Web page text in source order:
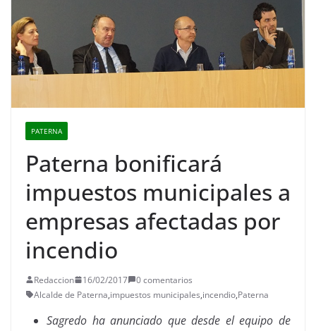
PATERNA
Paterna bonificará
impuestos municipales a
empresas afectadas por
incendio
Redaccion 16/02/2017
0 comentarios
Alcalde de Paterna,impuestos municipales,incendio,Paterna
Sagredo ha anunciado que desde el equipo de